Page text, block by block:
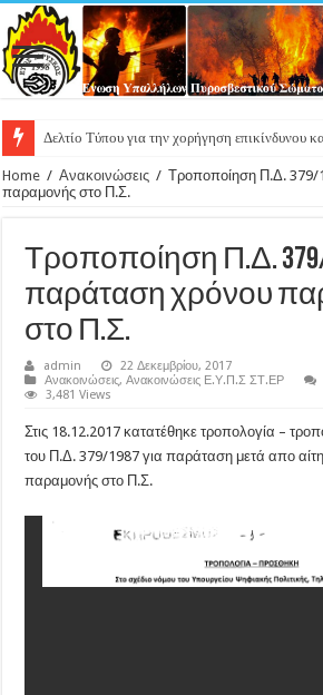
Δελτίο Τύπου για την χορήγηση επικίνδυνου
Home / Ανακοινώσεις / Τροποποίηση Π.Δ. 379/
παραμονής στο Π.Σ.
Τροποποίηση Π.Δ. 379/
παράταση χρόνου
στο Π.Σ.
admin
22 Δεκεμβρίου, 2017
Ανακοινώσεις,Ανακοινώσεις Ε.Υ.Π.Σ ΣΤ.ΕΡ
3,481 Views
Στις 18.12.2017 κατατέθηκε τροπολογία –
του Π.Δ. 379/1987 για παράταση μετά απο
παραμονής στο Π.Σ.